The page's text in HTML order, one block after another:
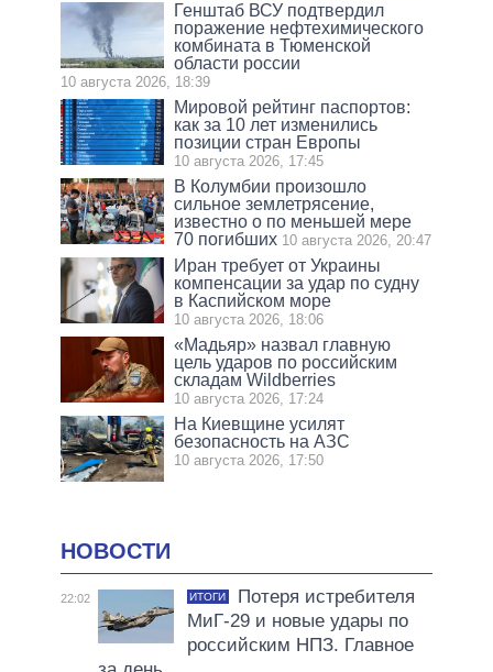
Генштаб ВСУ подтвердил
поражение нефтехимического
комбината в Тюменской
области россии
10 августа 2026, 18:39
Мировой рейтинг паспортов:
как за 10 лет изменились
позиции стран Европы
10 августа 2026, 17:45
В Колумбии произошло
сильное землетрясение,
известно о по меньшей мере
70 погибших 10 августа 2026, 20:47
Иран требует от Украины
компенсации за удар по судну
в Каспийском море
10 августа 2026, 18:06
«Мадьяр» назвал главную
цель ударов по российским
складам Wildberries
10 августа 2026, 17:24
На Киевщине усилят
безопасность на АЗС
10 августа 2026, 17:50
НОВОСТИ
22:02 ИТОГИ
Потеря истребителя
МиГ-29 и новые удары по
российским НПЗ. Главное